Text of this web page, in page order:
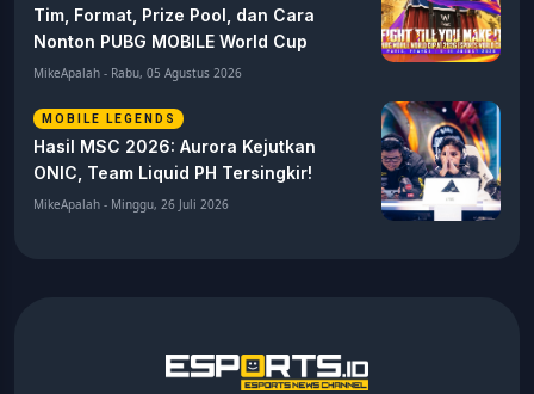
Tim, Format, Prize Pool, dan Cara
Nonton PUBG MOBILE World Cup
MikeApalah - Rabu, 05 Agustus 2026
MOBILE LEGENDS
Hasil MSC 2026: Aurora Kejutkan
ONIC, Team Liquid PH Tersingkir!
MikeApalah - Minggu, 26 Juli 2026